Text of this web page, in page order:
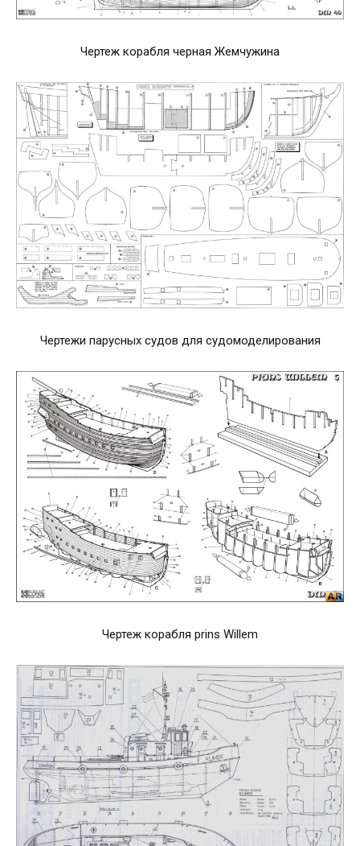
Чертеж корабля черная Жемчужина
Чертежи парусных судов для судомоделирования
Чертеж корабля prins Willem